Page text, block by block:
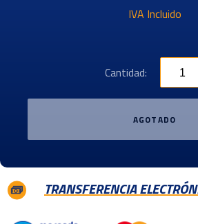
IVA Incluido
Cantidad:
AGOTADO
TRANSFERENCIA